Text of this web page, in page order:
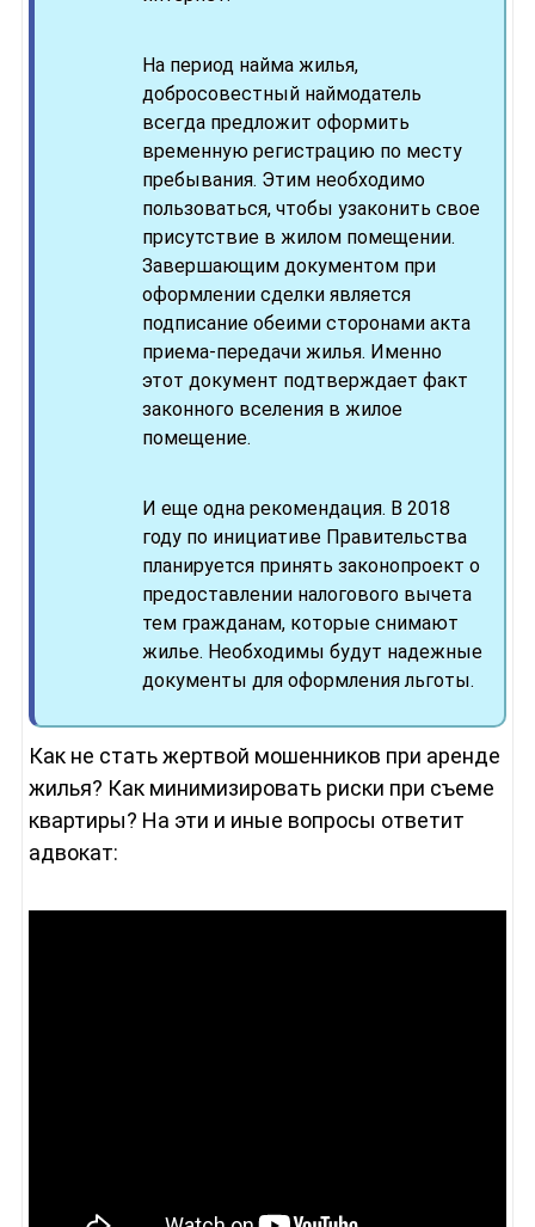
На период найма жилья,
добросовестный наймодатель
всегда предложит оформить
временную регистрацию по месту
пребывания. Этим необходимо
пользоваться, чтобы узаконить свое
присутствие в жилом помещении.
Завершающим документом при
оформлении сделки является
подписание обеими сторонами акта
приема-передачи жилья. Именно
этот документ подтверждает факт
законного вселения в жилое
помещение.
И еще одна рекомендация. В 2018
году по инициативе Правительства
планируется принять законопроект о
предоставлении налогового вычета
тем гражданам, которые снимают
жилье. Необходимы будут надежные
документы для оформления льготы.
Как не стать жертвой мошенников при аренде
жилья? Как минимизировать риски при съеме
квартиры? На эти и иные вопросы ответит
адвокат: